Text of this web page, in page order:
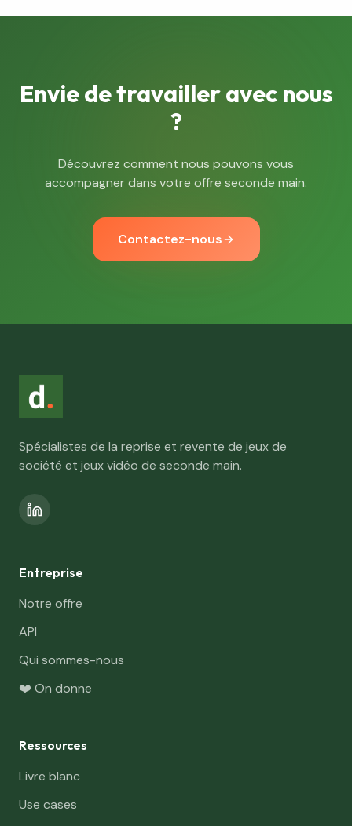
Envie de travailler avec nous
?
Découvrez comment nous pouvons vous
accompagner dans votre offre seconde main.
Contactez-nous
Spécialistes de la reprise et revente de jeux de
société et jeux vidéo de seconde main.
Entreprise
Notre offre
API
Qui sommes-nous
❤️ On donne
Ressources
Livre blanc
Use cases